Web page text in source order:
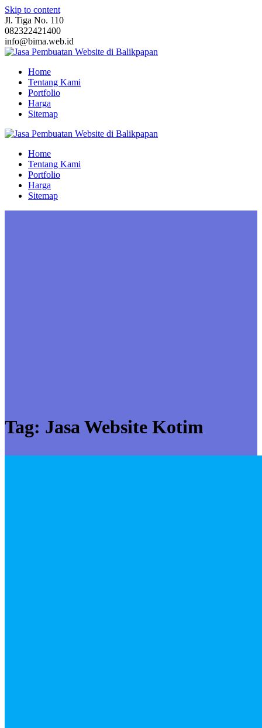
Skip to content
Jl. Tiga No. 110
082322421400
info@bima.web.id
Home
Tentang Kami
Portfolio
Harga
Sitemap
Home
Tentang Kami
Portfolio
Harga
Sitemap
Tag: Jasa Website Kotim